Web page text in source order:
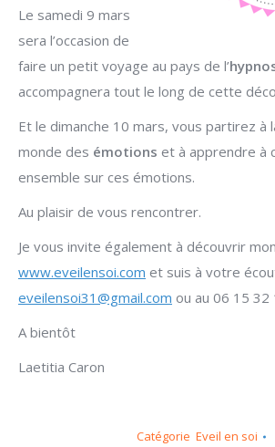
Le samedi 9 mars
sera l’occasion de
faire un petit voyage au pays de l’
accompagnera tout le long de cette
Et le dimanche 10 mars, vous partirez à
monde des émotions et à apprendre à
ensemble sur ces émotions.
Au plaisir de vous rencontrer.
Je vous invite également à découvrir
www.eveilensoi.com et suis à votre
eveilensoi31@gmail.com ou au 06 15 32
A bientôt
Laetitia Caron
Catégorie Eveil en soi